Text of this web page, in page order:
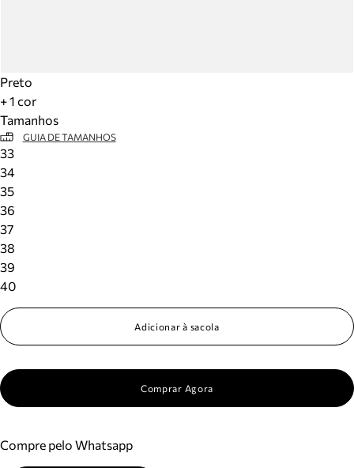
Preto
+ 1 cor
Tamanhos
GUIA DE TAMANHOS
33
34
35
36
37
38
39
40
Adicionar à sacola
Comprar Agora
Compre pelo Whatsapp